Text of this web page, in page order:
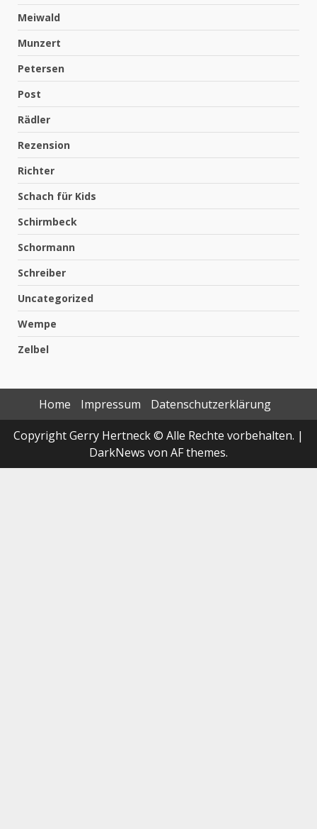
Meiwald
Munzert
Petersen
Post
Rädler
Rezension
Richter
Schach für Kids
Schirmbeck
Schormann
Schreiber
Uncategorized
Wempe
Zelbel
Home Impressum
Datenschutzerklärung
Copyright Gerry Hertneck © Alle Rechte vorbehalten. |
DarkNews von AF themes.